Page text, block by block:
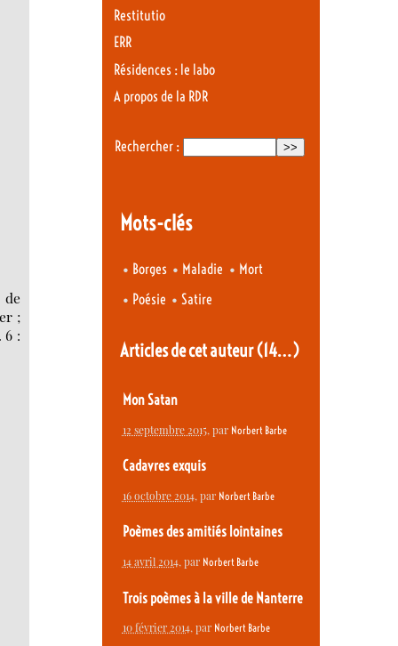
de
;
6 :
Restitutio
ERR
Résidences : le labo
A propos de la RDR
Rechercher :
Mots-clés
• Borges • Maladie • Mort
• Poésie • Satire
Articles de cet auteur(14…)
Mon Satan
12 septembre 2015, par Norbert Barbe
Cadavres exquis
16 octobre 2014, par Norbert Barbe
Poèmes des amitiés lointaines
14 avril 2014, par Norbert Barbe
Trois poèmes à la ville de Nanterre
10 février 2014, par Norbert Barbe